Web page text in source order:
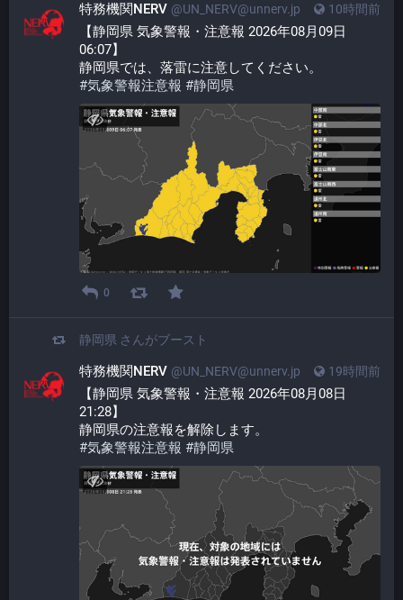
10時間前
特務機関NERV @UN_NERV@unnerv.jp
【静岡県 気象警報・注意報 2026年08月09日
06:07】
静岡県では、落雷に注意してください。
#気象警報注意報 #静岡県
0
静岡県 さんがブースト
19時間前
特務機関NERV @UN_NERV@unnerv.jp
【静岡県 気象警報・注意報 2026年08月08日
21:28】
静岡県の注意報を解除します。
#気象警報注意報 #静岡県